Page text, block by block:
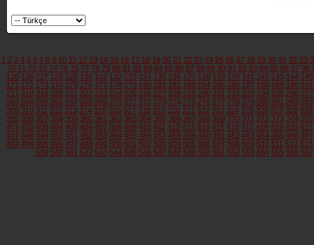
1 2 3 4 5 6 7 8 9 10 11 12 13 14 15 16 17 18 19 20 21 22 23 24 25 26 27 28 29 30 31 32 33
70 71 72 73 74 75 76 77 78 79 80 81 82 83 84 85 86 87 88 89 90 91 92 93 94 95 96 97 98
125 126 127 128 129 130 131 132 133 134 135 136 137 138 139 140 141 142 143 144 145
171 172 173 174 175 176 177 178 179 180 181 182 183 184 185 186 187 188 189 190 191
217 218 219 220 221 222 223 224 225 226 227 228 229 230 231 232 233 234 235 236 237
263 264 265 266 267 268 269 270 271 272 273 274 275 276 277 278 279 280 281 282 283
309 310 311 312 313 314 315 316 317 318 319 320 321 322 323 324 325 326 327 328 329
355 356 357 358 359 360 361 362 363 364 365 366 367 368 369 370 371 372 373 374 375
401 402 403 404 405 406 407 408 409 410 411 412 413 414 415 416 417 418 419 420 421
447 448 449 450 451 452 453 454 455 456 457 458 459 460 461 462 463 464 465 466 467
493 494 495 496 497 498 499 500 501 502 503 504 505 506 507 508 509 510 511 512 513
539 540 541 542 543 544 545 546 547 548 549 550 551 552 553 554 555 556 557